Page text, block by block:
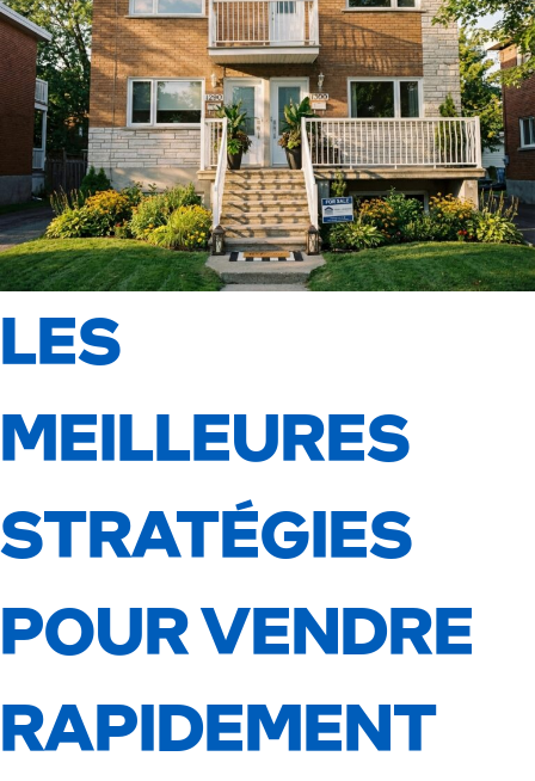
LES
MEILLEURES
STRATÉGIES
POUR VENDRE
RAPIDEMENT